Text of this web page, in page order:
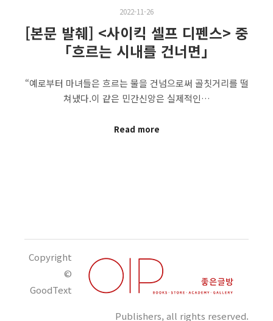
2022-11-26
[본문 발췌] <사이킥 셀프 디펜스> 중
「흐르는 시내를 건너면」
“예로부터 마녀들은 흐르는 물을 건넘으로써 골칫거리를 떨
쳐냈다.이 같은 민간신앙은 실제적인…
Read more
Copyright
©
GoodText
Publishers, all rights reserved.